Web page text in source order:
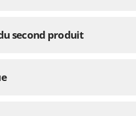
second produit